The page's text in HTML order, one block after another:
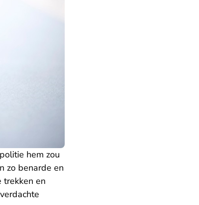
hem zou
zo benarde en
trekken en